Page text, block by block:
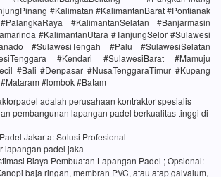
#Kalimatan #KalimantanBarat #Pontianak
#KalimantanSelatan #Banjarmasin
#KalimantanUtara #TanjungSelor #Sulawesi
#SulawesiTengah #Palu #SulawesiSelatan
#Kendari #SulawesiBarat #Mamuju
#Bali #Denpasar #NusaTenggaraTimur #Kupang
#lombok #Batam
adalah perusahaan kontraktor spesialis
pembangunan lapangan padel berkualitas tinggi di
Jakarta: Solusi Profesional
lapangan padel jaka
Biaya Pembuatan Lapangan Padel ; Opsional:
baja ringan, membran PVC, atau atap galvalum,